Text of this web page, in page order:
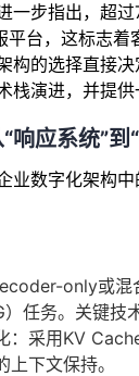
一步指出，超
平台，这标志
构的选择直接
栈演进，并提供
响应系统”
业数字化架构
only或
任务。关键技
：采用KV
下文保持。